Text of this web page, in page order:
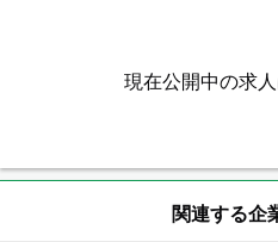
現在公開中の求人
関連する企